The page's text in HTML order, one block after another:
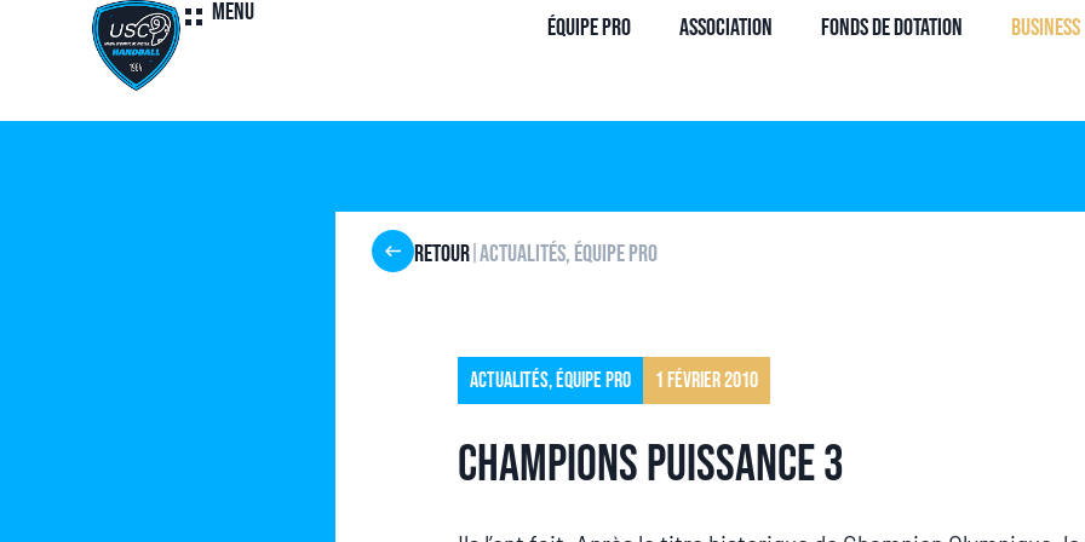
Menu
Équipe Pro Association Fonds de dotation Business
Retour Actualités, Équipe pro
Actualités, Équipe pro 1 février 2010
Champions Puissance 3